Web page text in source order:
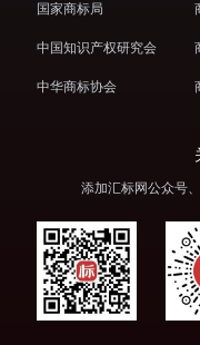
国家商标局
中国知识产权研究会
中华商标协会
添加汇标网公众号